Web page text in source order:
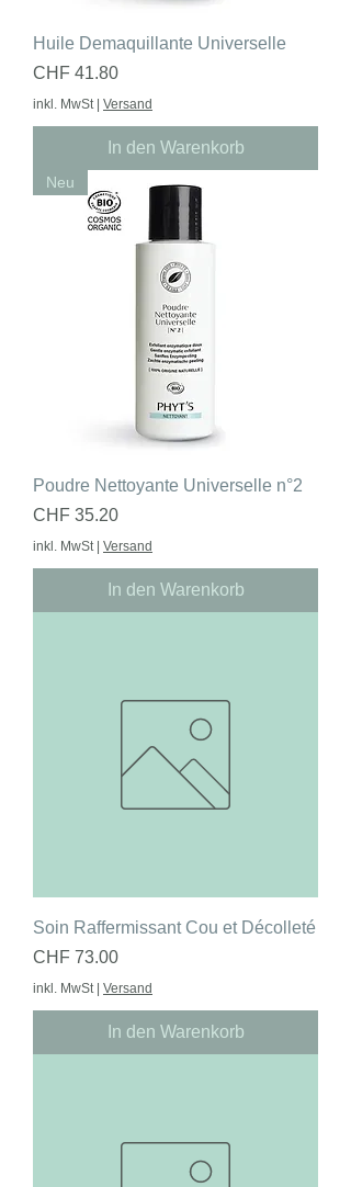
Huile Demaquillante Universelle
Preis
CHF 41.80
inkl. MwSt| Versand
In den Warenkorb
Neu
Poudre Nettoyante Universelle n°2
Preis
CHF 35.20
inkl. MwSt| Versand
In den Warenkorb
Soin Raffermissant Cou et Décolleté
Preis
CHF 73.00
inkl. MwSt| Versand
In den Warenkorb